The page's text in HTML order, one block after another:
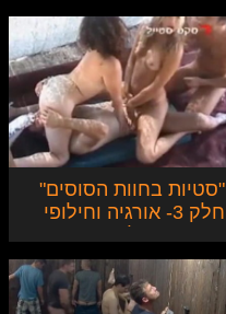
"סטיות בחוות הסוסים"
חלק 3- אורגיה וחילופי